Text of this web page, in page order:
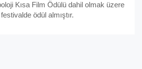
Kısa Film Ödülü dahil olmak üzere
ödül almıştır.